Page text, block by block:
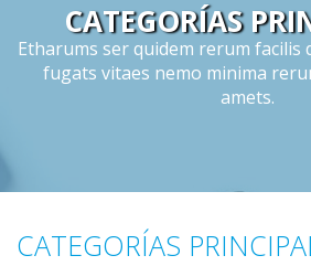
CATEGORÍAS
Etharums ser quidem rerum facilis
fugats vitaes nemo minima
amets.
CATEGORÍAS